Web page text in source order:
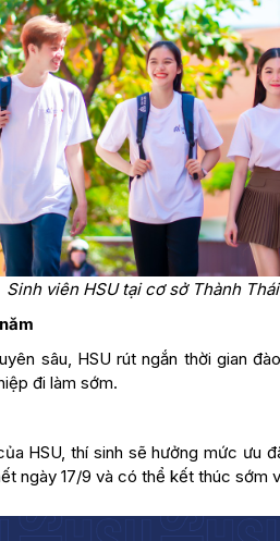
Sinh viên HSU tại cơ sở Thành Thái
sâu, HSU rút ngắn thời gian
đi làm sớm.
HSU, thí sinh sẽ hưởng mức ưu
ngày 17/9 và có thể kết thúc sớm